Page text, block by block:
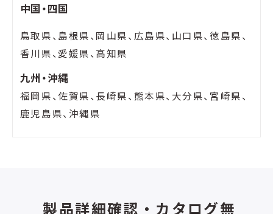
中国・四国
鳥取県、島根県、岡山県、広島県、山口県、徳島県、
香川県、愛媛県、高知県
九州・沖縄
福岡県、佐賀県、長崎県、熊本県、大分県、宮崎県、
鹿児島県、沖縄県
製品詳細確認・カタログ無